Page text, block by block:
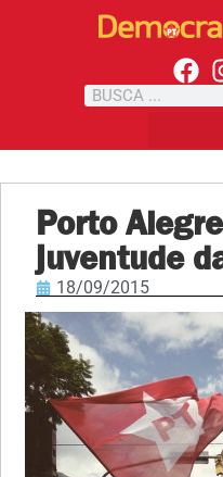
Porto
juventude
18/09/2015